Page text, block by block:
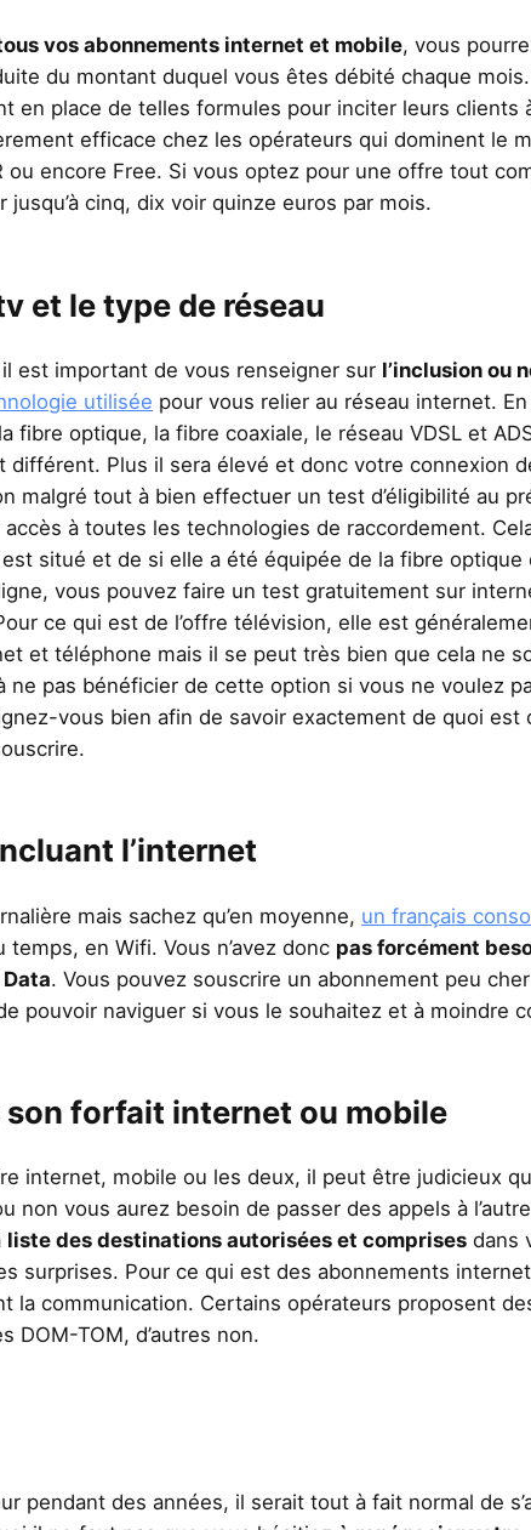
vos abonnements internet et mobile, vous
du montant duquel vous êtes débité chaque
en place de telles formules pour inciter leurs clients
efficace chez les opérateurs qui dominent le
ou encore Free. Si vous optez pour une offre tout
cinq, dix voir quinze euros par mois.
et le type de réseau
est important de vous renseigner sur l’inclusion ou
utilisée pour vous relier au réseau internet. En
fibre optique, la fibre coaxiale, le réseau VDSL et
Plus il sera élevé et donc votre connexion
malgré tout à bien effectuer un test d’éligibilité au
à toutes les technologies de raccordement.
situé et de si elle a été équipée de la fibre optique
vous pouvez faire un test gratuitement sur
ce qui est de l’offre télévision, elle est
et téléphone mais il se peut très bien que cela ne
ne pas bénéficier de cette option si vous ne voulez
vous bien afin de savoir exactement de quoi est
l’internet
mais sachez qu’en moyenne, un français
temps, en Wifi. Vous n’avez donc pas forcément
. Vous pouvez souscrire un abonnement peu
pouvoir naviguer si vous le souhaitez et à moindre
forfait internet ou mobile
internet, mobile ou les deux, il peut être judicieux
non vous aurez besoin de passer des appels à
liste des destinations autorisées et comprises dans
surprises. Pour ce qui est des abonnements
la communication. Certains opérateurs proposent
DOM-TOM, d’autres non.
pendant des années, il serait tout à fait normal de